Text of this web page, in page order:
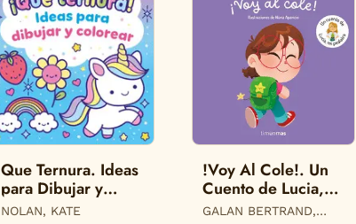
Que Ternura. Ideas
para Dibujar y
Colorear
NOLAN, KATE
!Voy Al Cole!. Un
Cuento de Lucia,
mi Pediatra
GALAN BERTRAND,